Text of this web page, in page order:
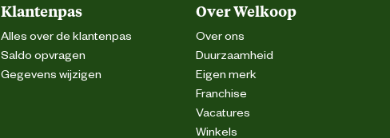
Klantenpas
Alles over de klantenpas
Saldo opvragen
Gegevens wijzigen
Over Welkoop
Over ons
Duurzaamheid
Eigen merk
Franchise
Vacatures
Winkels